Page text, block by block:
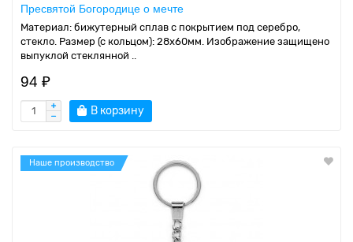
Пресвятой Богородице о мечте
Материал: бижутерный сплав с покрытием под серебро,
стекло. Размер (с кольцом): 28х60мм. Изображение защищено
выпуклой стеклянной ..
94 ₽
В корзину
Наше производство